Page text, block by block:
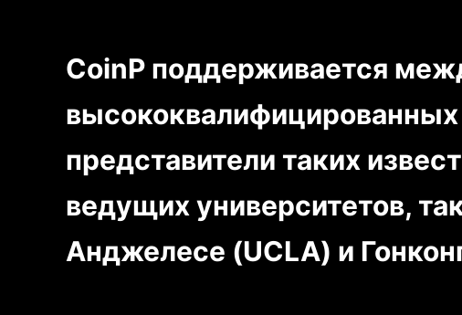
CoinP поддерживается
высококвалифицированных
представители таких
ведущих университетов,
Анджелесе (UCLA) и